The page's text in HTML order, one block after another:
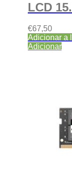
LCD
€67,50
Adicionar a
Adicionar